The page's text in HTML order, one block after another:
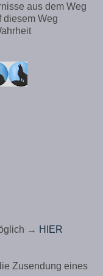
aus dem Weg
diesem Weg
→ HIER
Zusendung eines